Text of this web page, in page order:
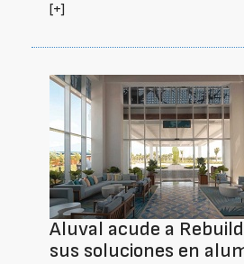
[+]
Aluval acude a
sus soluciones en